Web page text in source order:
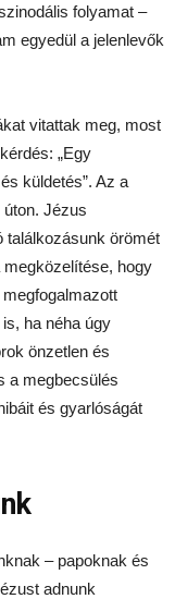
folyamat –
egyedül a jelenlevők
vitattak meg, most
„Egy
küldetés”. Az a
Jézus
találkozásunk örömét
hogy
ha néha úgy
önzetlen és
a megbecsülés
és gyarlóságát
– papoknak és
adnunk